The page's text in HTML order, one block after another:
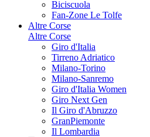
Biciscuola
Fan-Zone Le Tolfe
Altre Corse
Altre Corse
Giro d'Italia
Tirreno Adriatico
Milano-Torino
Milano-Sanremo
Giro d'Italia Women
Giro Next Gen
Il Giro d'Abruzzo
GranPiemonte
Il Lombardia